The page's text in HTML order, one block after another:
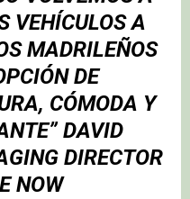
VEHÍCULOS A
MADRILEÑOS
DE
CÓMODA Y
DAVID
DIRECTOR
NOW